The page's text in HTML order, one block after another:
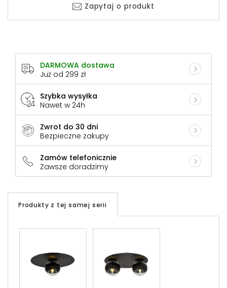
Zapytaj o produkt
DARMOWA dostawa
Już od 299 zł
Szybka wysyłka
Nawet w 24h
Zwrot do 30 dni
Bezpieczne zakupy
Zamów telefonicznie
Zawsze doradzimy
Produkty z tej samej serii